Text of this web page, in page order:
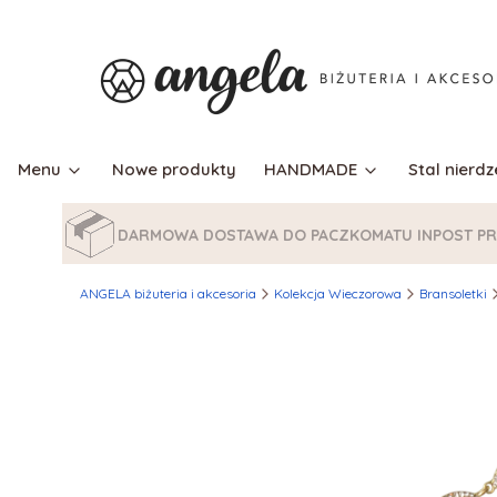
Menu Nowe produkty HANDMADE Stal
DARMOWA DOSTAWA DO PACZKOMATU INPOST
ANGELA biżuteria i akcesoria Kolekcja Wieczorowa Bransoletki